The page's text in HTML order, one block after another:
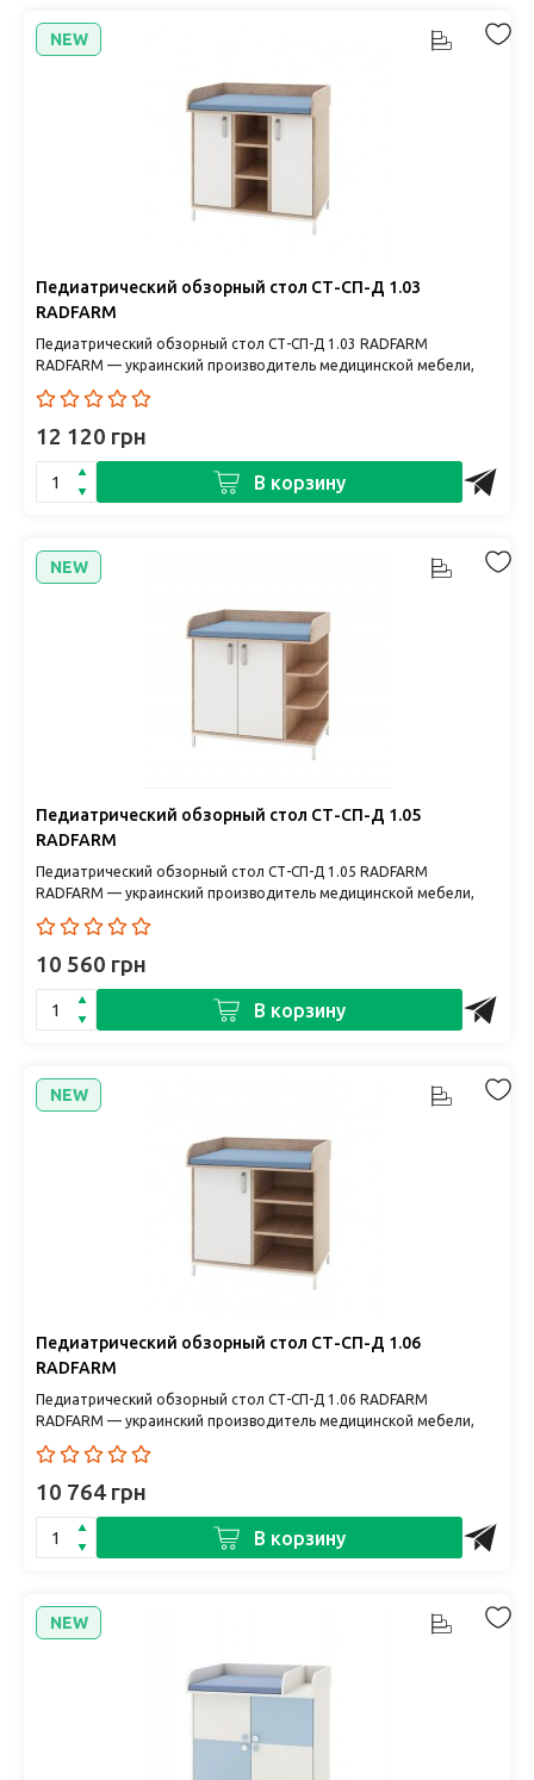
NEW
Педиатрический обзорный стол СТ-СП-Д 1.03
RADFARM
Педиатрический обзорный стол СТ-СП-Д 1.03 RADFARM
RADFARM — украинский производитель медицинской мебели,
создающий надежн..
12 120 грн
В корзину
NEW
Педиатрический обзорный стол СТ-СП-Д 1.05
RADFARM
Педиатрический обзорный стол СТ-СП-Д 1.05 RADFARM
RADFARM — украинский производитель медицинской мебели,
сочетающий качес..
10 560 грн
В корзину
NEW
Педиатрический обзорный стол СТ-СП-Д 1.06
RADFARM
Педиатрический обзорный стол СТ-СП-Д 1.06 RADFARM
RADFARM — украинский производитель медицинской мебели,
гарантирующий вы..
10 764 грн
В корзину
NEW